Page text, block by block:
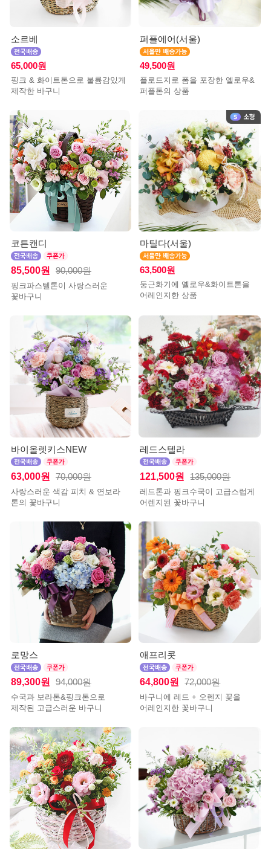
소르베
65,000원
핑크 & 화이트톤으로 불륨감있게
제작한 바구니
퍼플에어(서울)
49,500원
플로드지로 폼을 포장한 옐로우&
퍼플톤의 상품
코튼캔디
85,500원 90,000원
핑크파스텔톤이 사랑스러운
꽃바구니
마틸다(서울)
63,500원
둥근화기에 옐로우&화이트톤을
어레인지한 상품
바이올렛키스NEW
63,000원 70,000원
사랑스러운 색감 피치 & 연보라
톤의 꽃바구니
레드스텔라
121,500원 135,000원
레드톤과 핑크수국이 고급스럽게
어렌지된 꽃바구니
로망스
89,300원 94,000원
수국과 보라톤&핑크톤으로
제작된 고급스러운 바구니
애프리콧
64,800원 72,000원
바구니에 레드 + 오렌지 꽃을
어레인지한 꽃바구니